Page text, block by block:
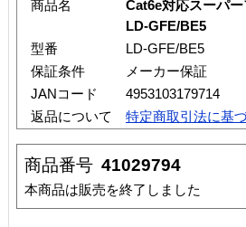
商品名
Cat6e対応スーパ
LD-GFE/BE5
型番
LD-GFE/BE5
保証条件
メーカー保証
JANコード
4953103179714
返品について
特定商取引法に基
商品番号 41029794
本商品は販売を終了しました